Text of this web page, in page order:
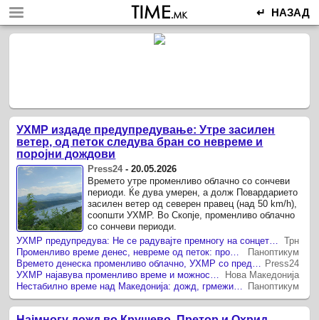
↵ НАЗАД
УХМР издаде предупредување: Утре засилен
ветер, од петок следува бран со невреме и
поројни дождови
Press24-20.05.2026
Времето утре променливо облачно со сончеви
периоди. Ќе дува умерен, а долж Повардарието
засилен ветер од северен правец (над 50 km/h),
соопшти УХМР. Во Скопје, променливо облачно
со сончеви периоди.
Трн
Паноптикум
Press24
Нова Македонија
Паноптикум